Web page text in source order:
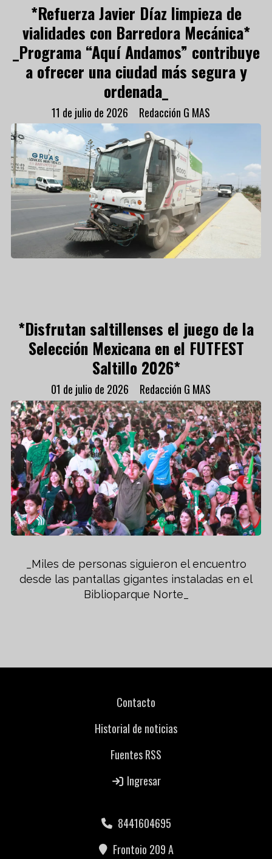
*Refuerza Javier Díaz limpieza de
vialidades con Barredora Mecánica*
_Programa “Aquí Andamos” contribuye
a ofrecer una ciudad más segura y
ordenada_
Redacción G MAS
11 de julio de 2026
*Disfrutan saltillenses el juego de la
Selección Mexicana en el FUTFEST
Saltillo 2026*
Redacción G MAS
01 de julio de 2026
_Miles de personas siguieron el encuentro
desde las pantallas gigantes instaladas en el
Biblioparque Norte_
Contacto
Historial de noticias
Fuentes RSS
Ingresar
8441604695
Frontoio 209 A